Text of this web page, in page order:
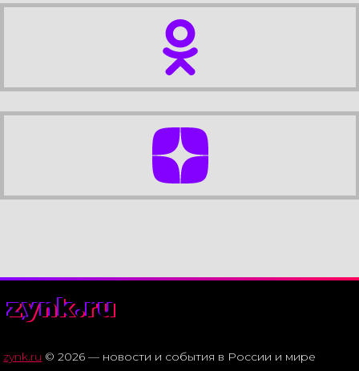
zynk.ru
zynk.ru © 2026 — новости и события в России и мире